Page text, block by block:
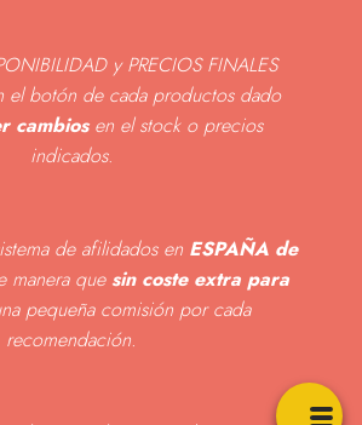
y PRECIOS FINALES
el botón de cada productos dado
cambiosen el stock o precios
indicados.
de afilidados en ESPAÑA de
manera que sin coste extra para
pequeña comisión por cada
recomendación.